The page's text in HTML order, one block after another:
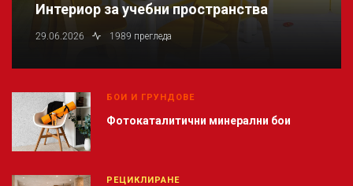
Интериор за учебни пространства
29.06.2026 1989 прегледа
БОИ И ГРУНДОВЕ
Фотокаталитични минерални бои
РЕЦИКЛИРАНЕ